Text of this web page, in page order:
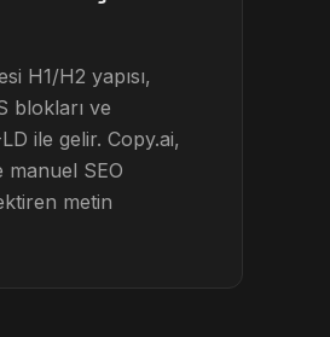
H1/H2 yapısı,
blokları ve
ile gelir. Copy.ai,
manuel SEO
metin